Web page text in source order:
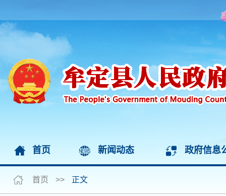
首页 新闻动态 政府信息
首页 >> 正文